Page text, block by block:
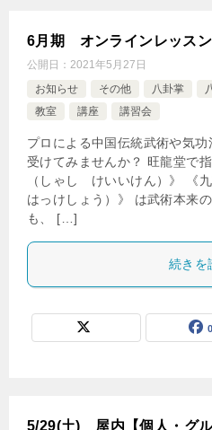
6月期 オンラインレッス
公開日： 2021年5月27日
お知らせ
その他 八卦掌
教室
講座 講習会
プロによる中国伝統武術や気
受けてみませんか？ 旺龍堂で
（しゃし けいいけん）》 《
はっけしょう）》 は武術本来
も、 […]
続きを
0
5/29(土) 屋内【個人・グ